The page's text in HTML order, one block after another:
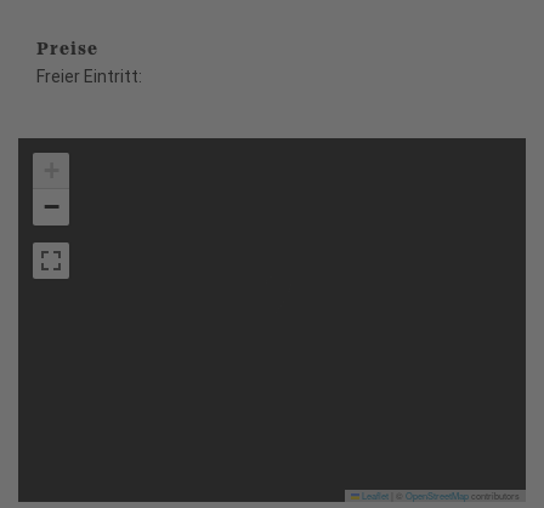
Preise
Freier Eintritt:
−
Leaflet OpenStreetMapcontributors